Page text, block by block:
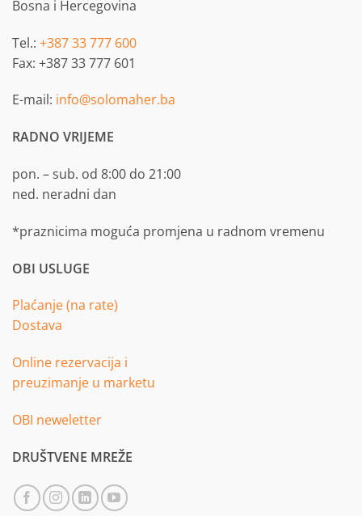
Bosna i Hercegovina
Tel.: +387 33 777 600
Fax: +387 33 777 601
E-mail: info@solomaher.ba
RADNO VRIJEME
pon. – sub. od 8:00 do 21:00
ned. neradni dan
*praznicima moguća promjena u radnom vremenu
OBI USLUGE
Plaćanje (na rate)
Dostava
Online rezervacija i
preuzimanje u marketu
OBI neweletter
DRUŠTVENE MREŽE